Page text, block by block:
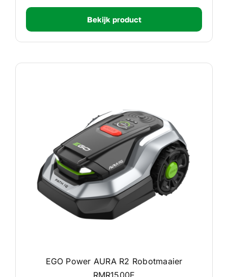
Bekijk product
EGO Power AURA R2 Robotmaaier